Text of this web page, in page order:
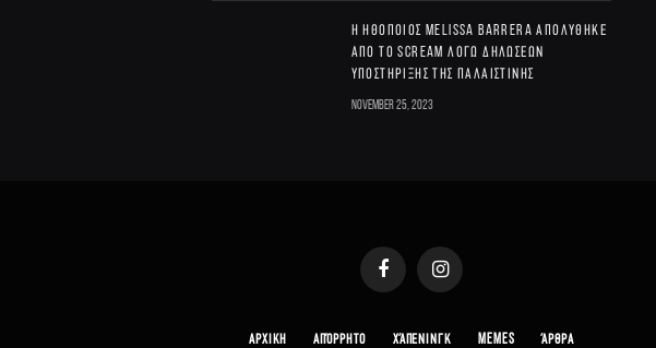
Η ηθοποιός Melissa Barrera απολύθηκε
από το Scream λόγω δηλώσεων
υποστήριξης της Παλαιστίνης
November 25, 2023
FacebookInstagram
ΑΡΧΙΚΗ ΑΠΌΡΡΗΤΟ ΧΆΠΕΝΙΝΓΚ MEMES ΆΡΘΡΑ